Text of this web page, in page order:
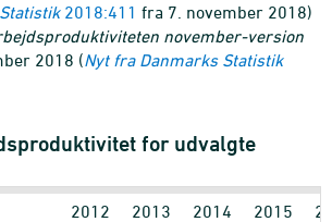
2018:411 fra 7. november 2018)
november-version
2018 (Nyt fra Danmarks Statistik
for udvalgte
2012 2013 2014 2015